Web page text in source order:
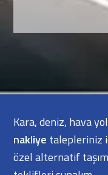
Kara, deniz, hava
nakliye talepleriniz
özel alternatif